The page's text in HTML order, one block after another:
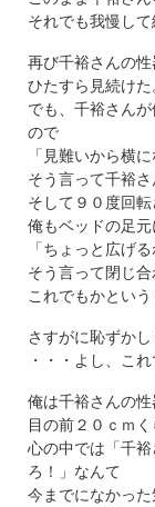
それでも我慢して
再び千裕さんの性
ひたすら見続けた
でも、千裕さん
ので
「見難いから横
そう言って千裕さ
そして９０度回転
俺もベッドの足元
「ちょっと広げる
そう言って閉じ合
これでもかという
さすがに恥ずか
・・・よし、こ
俺は千裕さんの性
目の前２０ｃｍ
心の中では「千
ろ！」なんて
今までになかった